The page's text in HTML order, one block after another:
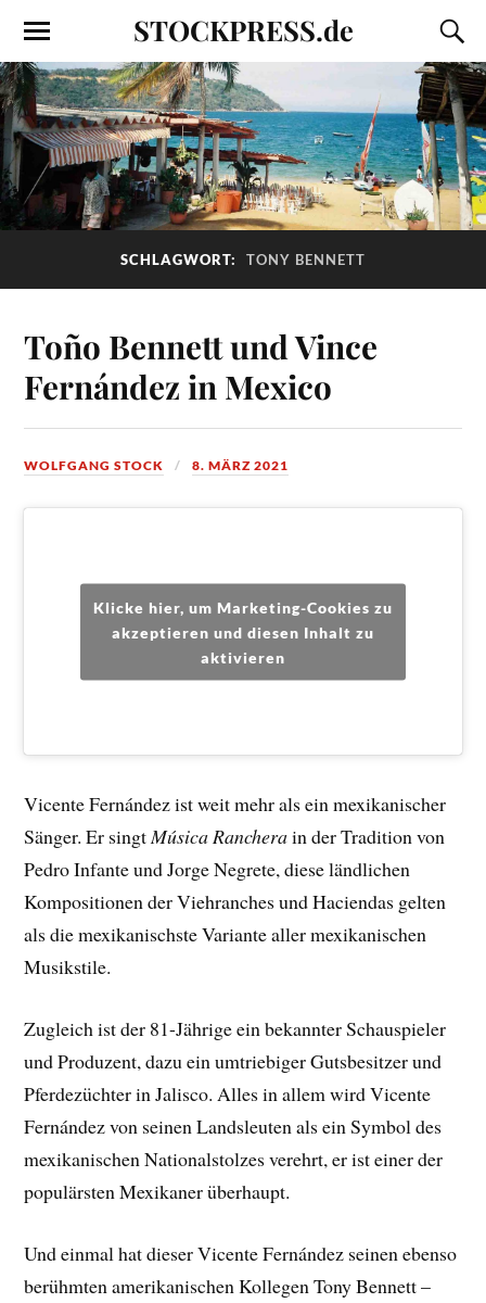
STOCKPRESS.de
SCHLAGWORT: TONY BENNETT
Toño Bennett und Vince
Fernández in Mexico
WOLFGANG STOCK 8. MÄRZ 2021
Klicke hier, um Marketing-Cookies zu
akzeptieren und diesen Inhalt zu
aktivieren
Vicente Fernández ist weit mehr als ein mexikanischer
Sänger. Er singtMúsica Rancherain der Tradition von
Pedro Infante und Jorge Negrete, diese ländlichen
Kompositionen der Viehranches und Haciendas gelten
als die mexikanischste Variante aller mexikanischen
Musikstile.
Zugleich ist der 81-Jährige ein bekannter Schauspieler
und Produzent, dazu ein umtriebiger Gutsbesitzer und
Pferdezüchter in Jalisco. Alles in allem wird Vicente
Fernández von seinen Landsleuten als ein Symbol des
mexikanischen Nationalstolzes verehrt, er ist einer der
populärsten Mexikaner überhaupt.
Und einmal hat dieser Vicente Fernández seinen ebenso
berühmten amerikanischen Kollegen Tony Bennett –